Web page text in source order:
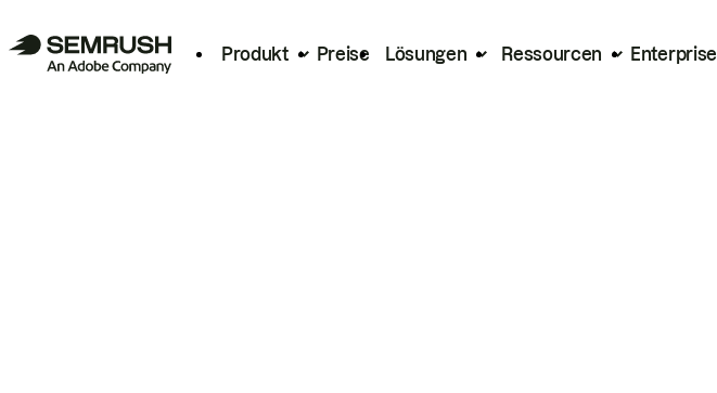
Produkt Preise Lösungen Ressourcen Enterprise